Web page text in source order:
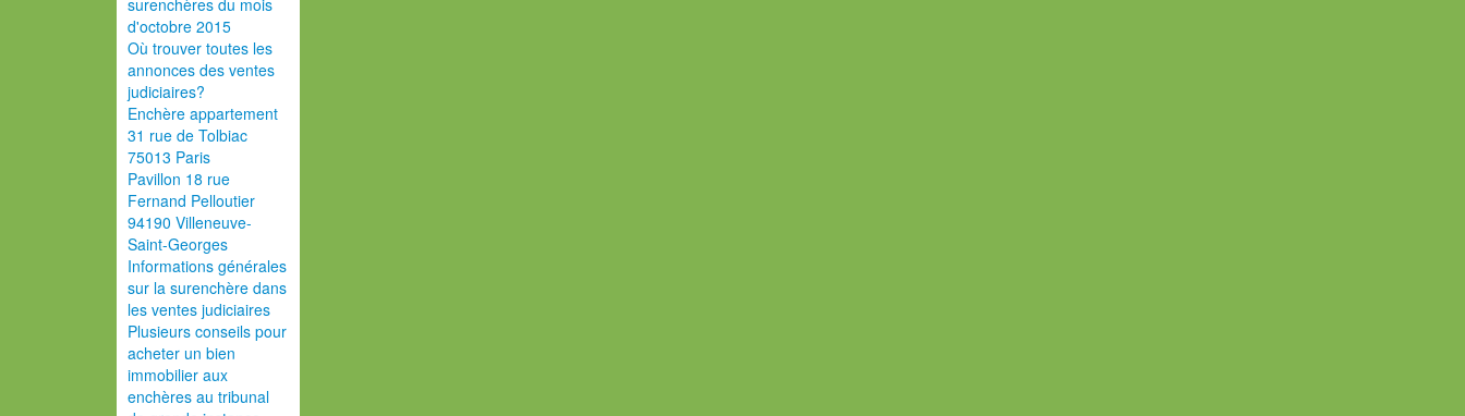
surenchères du mois
d'octobre 2015
Où trouver toutes les
annonces des ventes
judiciaires?
Enchère appartement
31 rue de Tolbiac
75013 Paris
Pavillon 18 rue
Fernand Pelloutier
94190 Villeneuve-
Saint-Georges
Informations générales
sur la surenchère dans
les ventes judiciaires
Plusieurs conseils pour
acheter un bien
immobilier aux
enchères au tribunal